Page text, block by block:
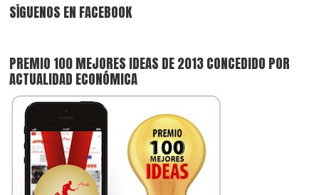
SÍGUENOS EN FACEBOOK
PREMIO 100 MEJORES IDEAS DE 2013 CONCEDIDO POR
ACTUALIDAD ECONÓMICA